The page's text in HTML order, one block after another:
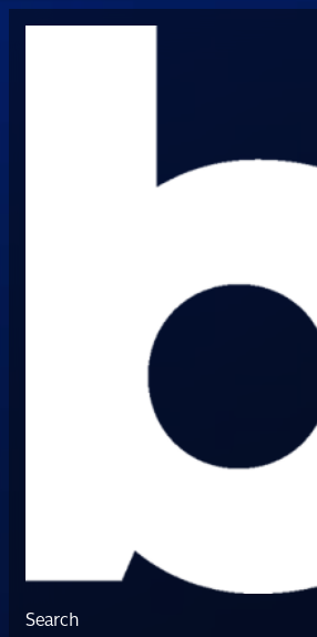
Search